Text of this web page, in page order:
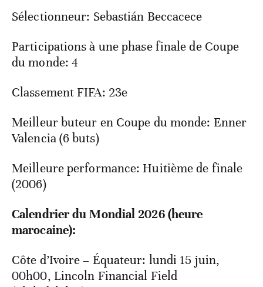
Sélectionneur: Sebastián Beccacece
Participations à une phase finale de Coupe
du monde: 4
Classement FIFA: 23e
Meilleur buteur en Coupe du monde: Enner
Valencia (6 buts)
Meilleure performance: Huitième de finale
(2006)
Calendrier du Mondial 2026 (heure
marocaine):
Côte d’Ivoire – Équateur: lundi 15 juin,
00h00, Lincoln Financial Field